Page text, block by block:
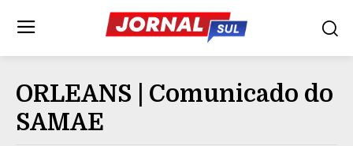
ORLEANS | Comunicado do
SAMAE